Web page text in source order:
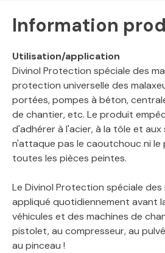
Information
Utilisation/application
Divinol Protection spéciale des
protection universelle des
portées, pompes à béton,
de chantier, etc. Le produit
d'adhérer à l'acier, à la tôle et aux
n'attaque pas le caoutchouc ni le
toutes les pièces peintes.
Le Divinol Protection spéciale
appliqué quotidiennement avant
véhicules et des machines de
pistolet, au compresseur, au
au pinceau !